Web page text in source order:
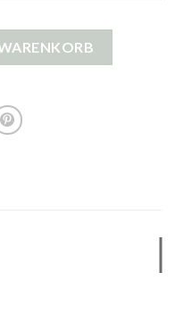
Menge